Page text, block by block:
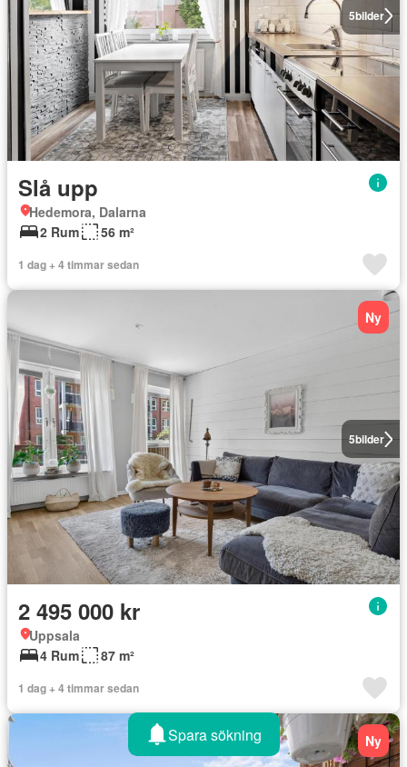
5bilder
Slå upp
Hedemora, Dalarna
2 Rum
56 m²
1 dag + 4 timmar sedan
5bilder
Ny
2 495 000 kr
Uppsala
4 Rum
87 m²
1 dag + 4 timmar sedan
Ny
Spara sökning